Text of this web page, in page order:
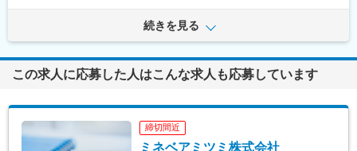
続きを見る
この求人に応募した人はこんな求人も応募しています
締切間近
ミネベアミツミ株式会社